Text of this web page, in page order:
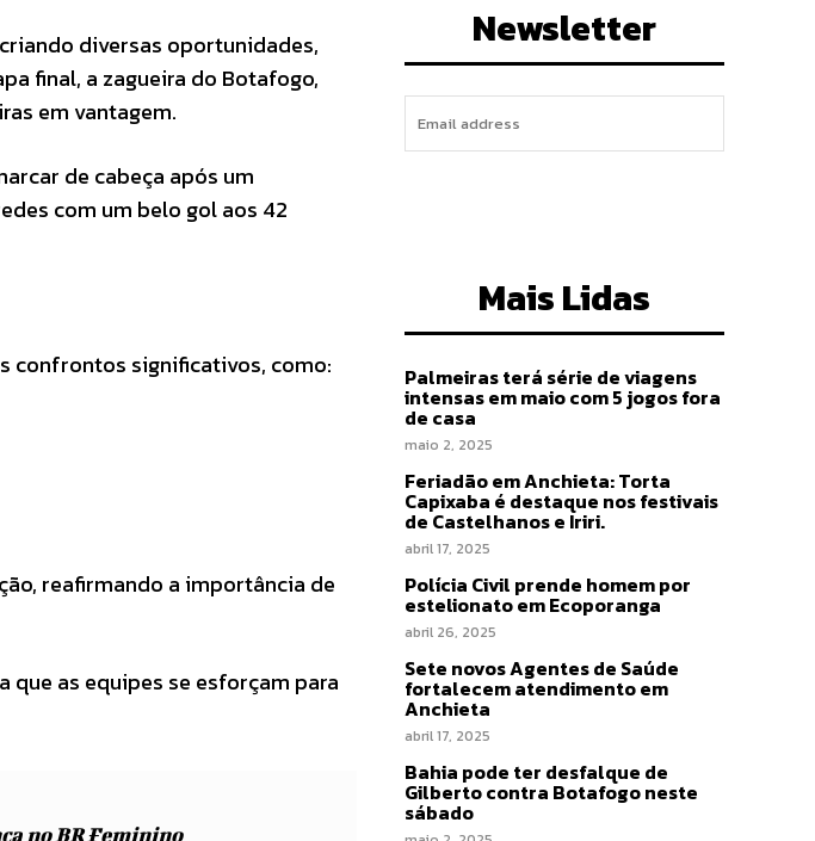
diversas oportunidades,
final, a zagueira do Botafogo,
em vantagem.
de cabeça após um
com um belo gol aos 42
confrontos significativos, como:
reafirmando a importância de
as equipes se esforçam para
no BR Feminino
Newsletter
Mais Lidas
Palmeiras terá série de viagens
intensas em maio com 5 jogos fora
de casa
maio 2, 2025
Feriadão em Anchieta: Torta
Capixaba é destaque nos festivais
de Castelhanos e Iriri.
abril 17, 2025
Polícia Civil prende homem por
estelionato em Ecoporanga
abril 26, 2025
Sete novos Agentes de Saúde
fortalecem atendimento em
Anchieta
abril 17, 2025
Bahia pode ter desfalque de
Gilberto contra Botafogo neste
sábado